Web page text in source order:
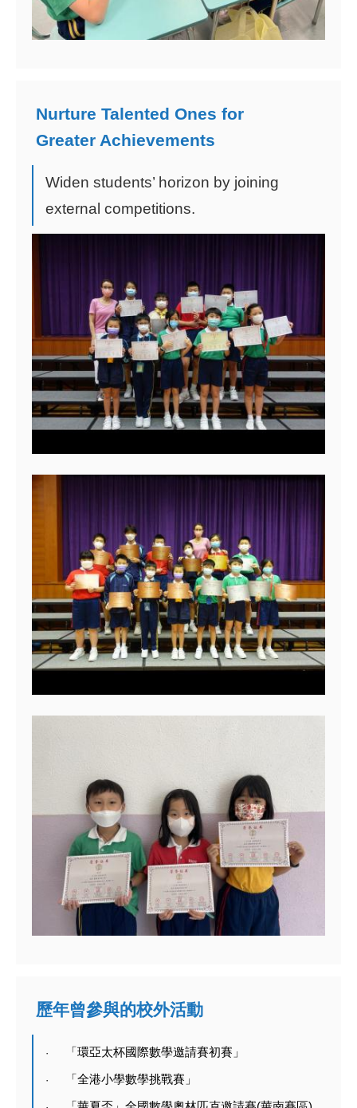
Nurture Talented Ones for
Greater Achievements
Widen students’ horizon by joining
external competitions.
歷年曾參與的校外活動
· 「環亞太杯國際數學邀請賽初賽」
· 「全港小學數學挑戰賽」